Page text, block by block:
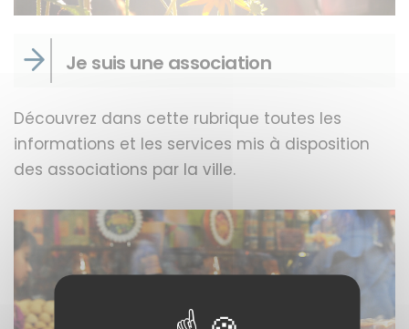
Je suis une association
Découvrez dans cette rubrique toutes les
informations et les services mis à disposition
des associations par la ville.